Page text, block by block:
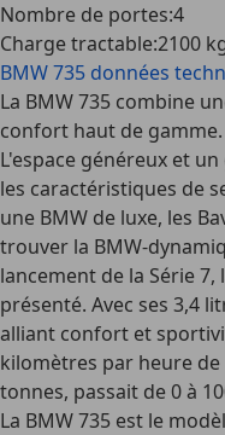
Nombre de portes:4
Charge tractable:2100
BMW 735 données
La BMW 735 combine
confort haut de gamme.
L'espace généreux et
les caractéristiques de
une BMW de luxe, les
trouver la BMW-
lancement de la Série 7,
présenté. Avec ses 3,4
alliant confort et
kilomètres par heure
tonnes, passait de 0 à
La BMW 735 est le